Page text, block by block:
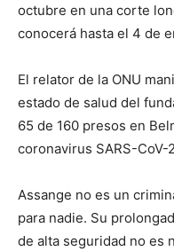
octubre en una corte
conocerá hasta el 4 de
El relator de la ONU
estado de salud del
65 de 160 presos en
coronavirus SARS-CoV-
Assange no es un
para nadie. Su
de alta seguridad no es